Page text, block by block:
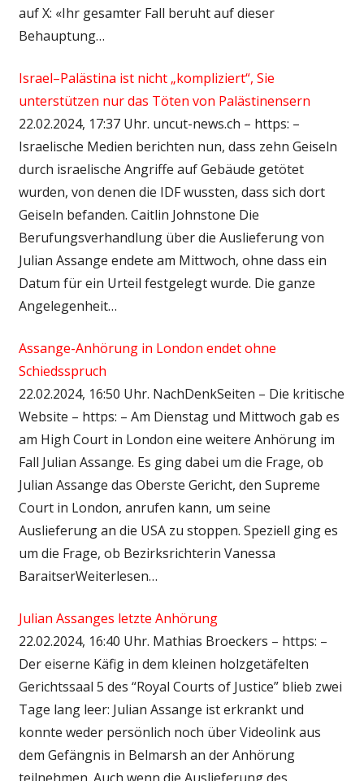
auf X: «Ihr gesamter Fall beruht auf dieser
Behauptung…
Israel–Palästina ist nicht „kompliziert“, Sie
unterstützen nur das Töten von Palästinensern
22.02.2024, 17:37 Uhr. uncut-news.ch – https: –
Israelische Medien berichten nun, dass zehn Geiseln
durch israelische Angriffe auf Gebäude getötet
wurden, von denen die IDF wussten, dass sich dort
Geiseln befanden. Caitlin Johnstone Die
Berufungsverhandlung über die Auslieferung von
Julian Assange endete am Mittwoch, ohne dass ein
Datum für ein Urteil festgelegt wurde. Die ganze
Angelegenheit…
Assange-Anhörung in London endet ohne
Schiedsspruch
22.02.2024, 16:50 Uhr. NachDenkSeiten – Die kritische
Website – https: – Am Dienstag und Mittwoch gab es
am High Court in London eine weitere Anhörung im
Fall Julian Assange. Es ging dabei um die Frage, ob
Julian Assange das Oberste Gericht, den Supreme
Court in London, anrufen kann, um seine
Auslieferung an die USA zu stoppen. Speziell ging es
um die Frage, ob Bezirksrichterin Vanessa
BaraitserWeiterlesen…
Julian Assanges letzte Anhörung
22.02.2024, 16:40 Uhr. Mathias Broeckers – https: –
Der eiserne Käfig in dem kleinen holzgetäfelten
Gerichtssaal 5 des “Royal Courts of Justice” blieb zwei
Tage lang leer: Julian Assange ist erkrankt und
konnte weder persönlich noch über Videolink aus
dem Gefängnis in Belmarsh an der Anhörung